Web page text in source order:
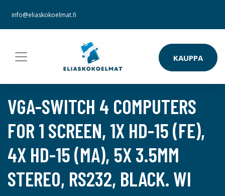
info@eliaskokoelmat.fi
KAUPPA
VGA-SWITCH 4 COMPUTERS
FOR 1 SCREEN, 1X HD-15 (FE),
4X HD-15 (MA), 5X 3.5MM
STEREO, RS232, BLACK. WI